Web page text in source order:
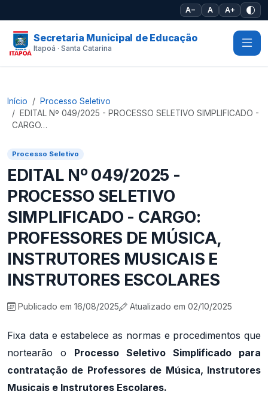
A− A A+
Secretaria Municipal de Educação
Itapoá · Santa Catarina
Início
Processo Seletivo
EDITAL Nº 049/2025 - PROCESSO SELETIVO SIMPLIFICADO -
CARGO…
Processo Seletivo
EDITAL Nº 049/2025 -
PROCESSO SELETIVO
SIMPLIFICADO - CARGO:
PROFESSORES DE MÚSICA,
INSTRUTORES MUSICAIS E
INSTRUTORES ESCOLARES
Publicado em 16/08/2025 Atualizado em 02/10/2025
Fixa data e estabelece as normas e procedimentos que
nortearão o Processo Seletivo Simplificado para
contratação de Professores de Música, Instrutores
Musicais e Instrutores Escolares.